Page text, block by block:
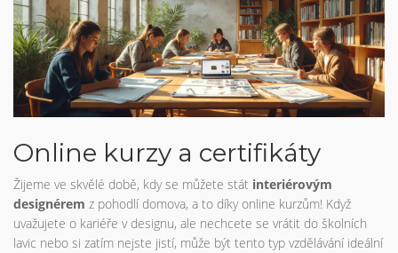
Online kurzy a certifikáty
Žijeme ve skvělé době, kdy se můžete stát interiérovým
designérem z pohodlí domova, a to díky online kurzům! Když
uvažujete o kariéře v designu, ale nechcete se vrátit do školních
lavic nebo si zatím nejste jistí, může být tento typ vzdělávání ideální